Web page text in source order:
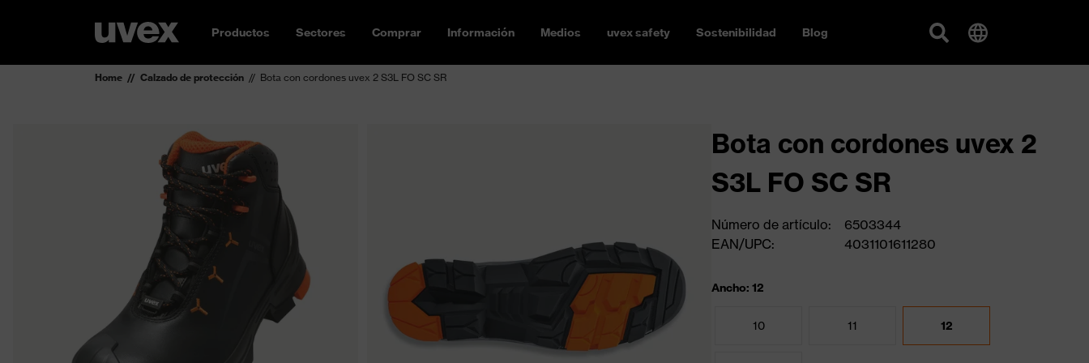
Productos Sectores Comprar Información Medios uvex safety Sostenibilidad Blog
Home Calzado de protección Bota con cordones uvex 2 S3L FO SC SR
Bota con cordones uvex 2
S3L FO SC SR
Número de artículo:
6503344
EAN/UPC:
4031101611280
Ancho: 12
10 11 12